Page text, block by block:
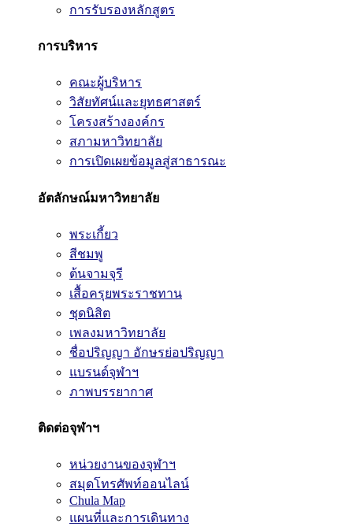
การรับรองหลักสูตร
การบริหาร
คณะผู้บริหาร
วิสัยทัศน์และยุทธศาสตร์
โครงสร้างองค์กร
สภามหาวิทยาลัย
การเปิดเผยข้อมูลสู่สาธารณะ
อัตลักษณ์มหาวิทยาลัย
พระเกี้ยว
สีชมพู
ต้นจามจุรี
เสื้อครุยพระราชทาน
ชุดนิสิต
เพลงมหาวิทยาลัย
ชื่อปริญญา อักษรย่อปริญญา
แบรนด์จุฬาฯ
ภาพบรรยากาศ
ติดต่อจุฬาฯ
หน่วยงานของจุฬาฯ
สมุดโทรศัพท์ออนไลน์
Chula Map
แผนที่และการเดินทาง